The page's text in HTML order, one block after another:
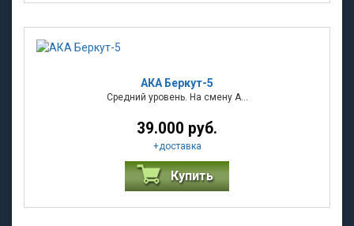
АКА Беркут-5
Средний уровень. На смену А...
39.000 руб.
+доставка
Купить